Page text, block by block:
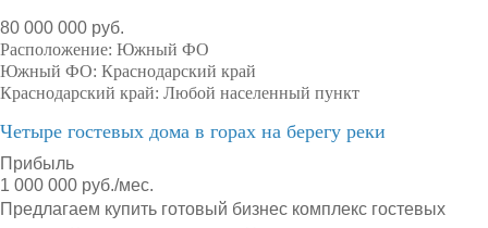
80 000 000 руб.
Расположение: Южный ФО
Южный ФО: Краснодарский край
Краснодарский край: Любой населенный пункт
Четыре гостевых дома в горах на берегу реки
Прибыль
1 000 000 руб./мес.
Предлагаем купить готовый бизнес комплекс гостевых